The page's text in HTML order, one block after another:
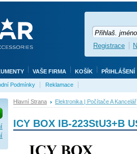
Hlavní Strana Elektronika | Počítače A Kancelář
ICY BOX IB-223StU3+B
VAŠE FIRMA KOŠÍK PŘIHLÁŠENÍ
Podmínky Reklamace
Registrace